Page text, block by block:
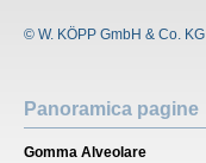
© W. KÖPP GmbH & Co. KG
Panoramica pagine
Gomma Alveolare